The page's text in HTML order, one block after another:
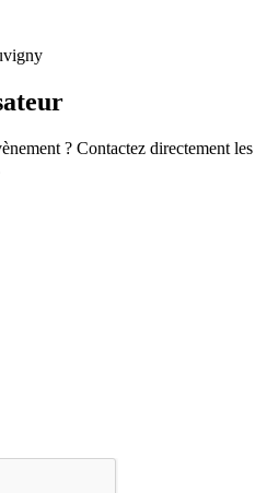
? Contactez directement les